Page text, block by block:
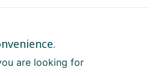
are looking for